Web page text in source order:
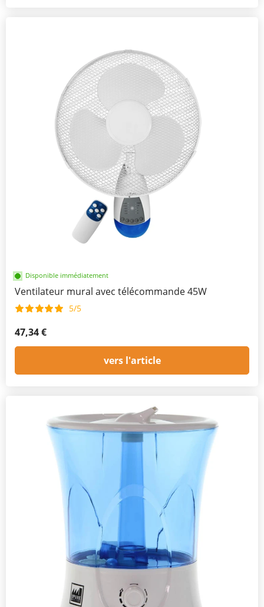
Disponible immédiatement
Ventilateur mural avec télécommande 45W
5/5
47,34 €
vers l'article